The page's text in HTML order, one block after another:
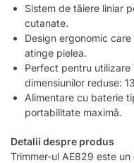
Sistem de tăiere liniar
cutanate.
Design ergonomic
atinge pielea.
Perfect pentru
dimensiunilor reduse:
Alimentare cu baterie
portabilitate maximă.
Detalii despre produs
Trimmer-ul AE829 este